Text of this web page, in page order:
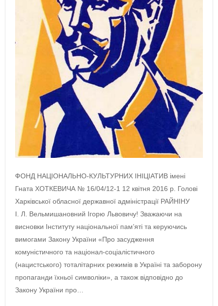
ФОНД НАЦІОНАЛЬНО-КУЛЬТУРНИХ ІНІЦІАТИВ імені
Гната ХОТКЕВИЧА № 16/04/12-1 12 квітня 2016 р. Голові
Харківської обласної державної адміністрації РАЙНІНУ
І. Л. Вельмишановний Ігорю Львовичу! Зважаючи на
висновки Інституту національної пам’яті та керуючись
вимогами Закону України «Про засудження
комуністичного та націонал-соціалістичного
(нацистського) тоталітарних режимів в Україні та заборону
пропаганди їхньої символіки», а також відповідно до
Закону України про…